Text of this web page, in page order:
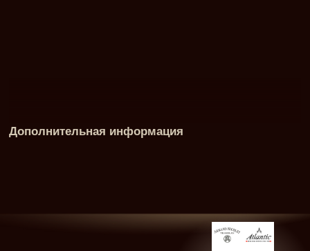
Дополнительная информация